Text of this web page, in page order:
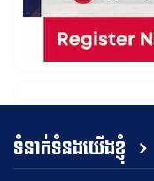
ទំនាក់ទំនងយើងខ្ញុំ